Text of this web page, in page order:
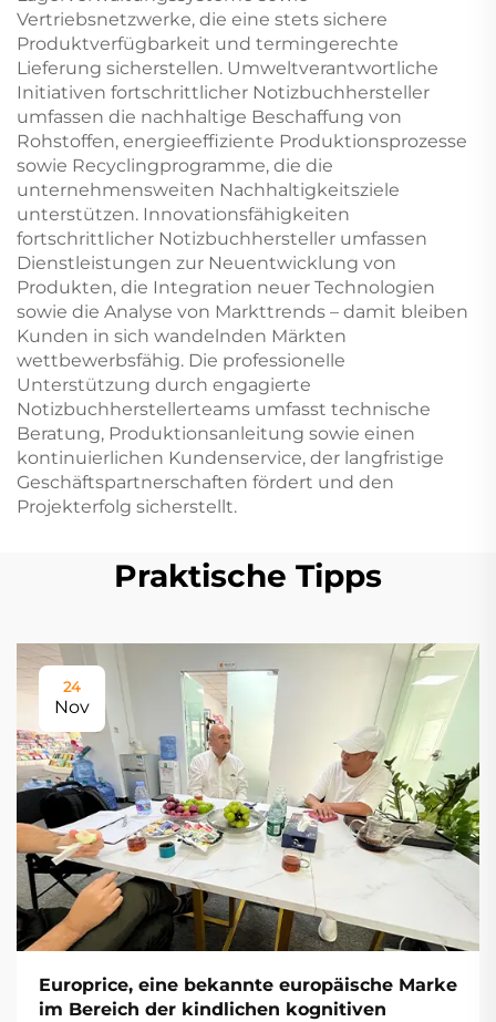
Vertriebsnetzwerke, die eine stets sichere
Produktverfügbarkeit und termingerechte
Lieferung sicherstellen. Umweltverantwortliche
Initiativen fortschrittlicher Notizbuchhersteller
umfassen die nachhaltige Beschaffung von
Rohstoffen, energieeffiziente Produktionsprozesse
sowie Recyclingprogramme, die die
unternehmensweiten Nachhaltigkeitsziele
unterstützen. Innovationsfähigkeiten
fortschrittlicher Notizbuchhersteller umfassen
Dienstleistungen zur Neuentwicklung von
Produkten, die Integration neuer Technologien
sowie die Analyse von Markttrends – damit bleiben
Kunden in sich wandelnden Märkten
wettbewerbsfähig. Die professionelle
Unterstützung durch engagierte
Notizbuchherstellerteams umfasst technische
Beratung, Produktionsanleitung sowie einen
kontinuierlichen Kundenservice, der langfristige
Geschäftspartnerschaften fördert und den
Projekterfolg sicherstellt.
Praktische Tipps
24
Nov
Europrice, eine bekannte europäische Marke
im Bereich der kindlichen kognitiven